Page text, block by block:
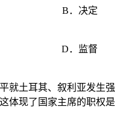
B．决定
D．监督
就土耳其、叙利亚发生强
体现了国家主席的职权是